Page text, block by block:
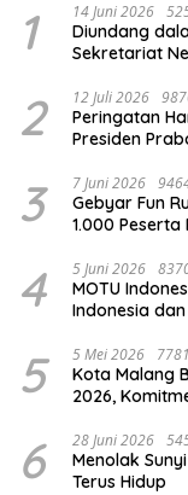
1 14 Juni 2026
Diundang
Sekretariat
2 12 Juli 2026
Peringatan
Presiden
3 7 Juni 2026
Gebyar Fun
1.000
4 5 Juni 2026
MOTU
Indonesia
5 5 Mei 2026
Kota Malang
2026,
6 28 Juni 2026
Menolak
Terus Hidup